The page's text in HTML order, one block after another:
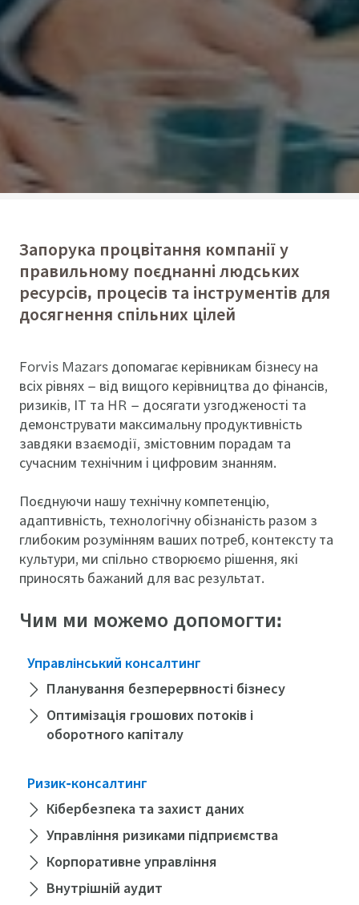
Запорука процвітання компанії у
правильному поєднанні людських
ресурсів, процесів та інструментів для
досягнення спільних цілей
Forvis Mazars допомагає керівникам бізнесу на
всіх рівнях – від вищого керівництва до фінансів,
ризиків, ІТ та HR – досягати узгодженості та
демонструвати максимальну продуктивність
завдяки взаємодії, змістовним порадам та
сучасним технічним і цифровим знанням.
Поєднуючи нашу технічну компетенцію,
адаптивність, технологічну обізнаність разом з
глибоким розумінням ваших потреб, контексту та
культури, ми спільно створюємо рішення, які
приносять бажаний для вас результат.
Чим ми можемо допомогти:
Управлінський консалтинг
Планування безперервності бізнесу
Оптимізація грошових потоків і
оборотного капіталу
Ризик-консалтинг
Кібербезпека та захист даних
Управління ризиками підприємства
Корпоративне управління
Внутрішній аудит